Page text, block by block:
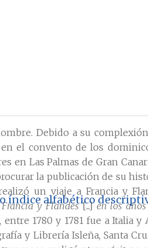
Debido a su
el convento de los
en Las Palmas de Gran
la publicación de su
un viaje a Francia y
y Flandes[...]en los años
1780 y 1781 fue a Italia y
y Librería Isleña, Santa
índice alfabético